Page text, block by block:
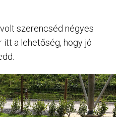
szerencséd négyes
itt a lehetőség, hogy jó